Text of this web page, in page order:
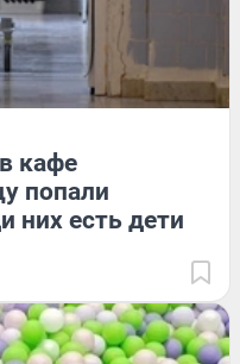
кафе
попали
них есть дети